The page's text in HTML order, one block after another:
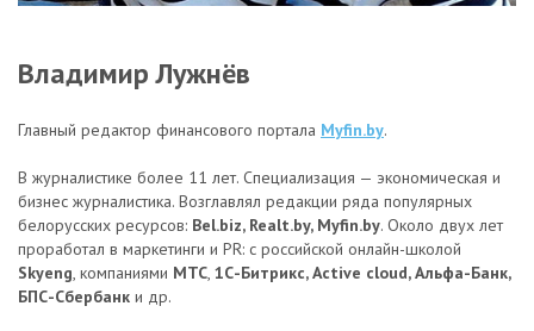
Владимир Лужнёв
Главный редактор финансового портала Myfin.by.
В журналистике более 11 лет. Специализация — экономическая и
бизнес журналистика. Возглавлял редакции ряда популярных
белорусских ресурсов: Bel.biz, Realt.by, Myfin.by. Около двух лет
проработал в маркетинги и PR: с российской онлайн-школой
Skyeng , компаниями МТС 1С-Битрикс, Active cloud, Альфа-Банк,
БПС-Сбербанк и др.